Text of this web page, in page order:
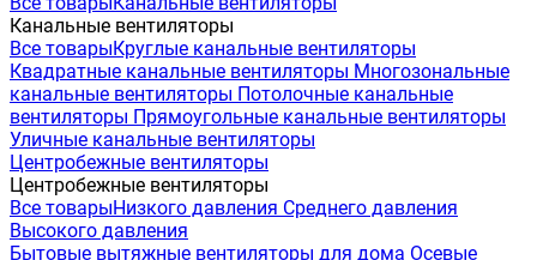
Канальные вентиляторы
Все товарыКруглые канальные вентиляторы
Квадратные канальные вентиляторы Многозональные
канальные вентиляторы Потолочные канальные
вентиляторы Прямоугольные канальные вентиляторы
Уличные канальные вентиляторы
Центробежные вентиляторы
Центробежные вентиляторы
Все товарыНизкого давления Среднего давления
Высокого давления
Бытовые вытяжные вентиляторы для дома Осевые